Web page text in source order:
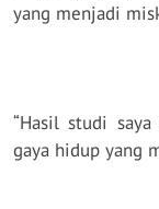
yang menjadi
“Hasil studi
gaya hidup yang